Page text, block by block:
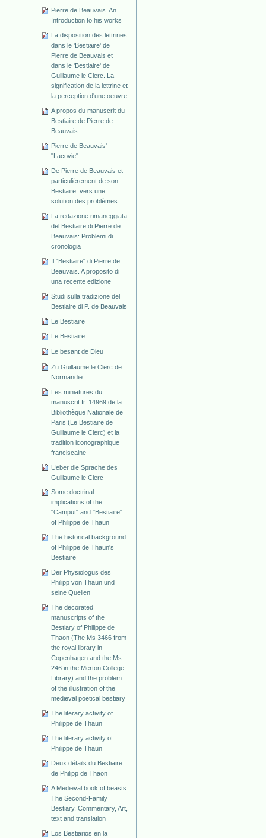
Pierre de Beauvais. An
Introduction to his works
La disposition des lettrines
dans le 'Bestiaire' de
Pierre de Beauvais et
dans le 'Bestiaire' de
Guillaume le Clerc. La
signification de la lettrine et
la perception d'une oeuvre
A propos du manuscrit du
Bestiaire de Pierre de
Beauvais
Pierre de Beauvais'
"Lacovie"
De Pierre de Beauvais et
particulièrement de son
Bestiaire: vers une
solution des problèmes
La redazione rimaneggiata
del Bestiaire di Pierre de
Beauvais: Problemi di
cronologia
Il "Bestiaire" di Pierre de
Beauvais. A proposito di
una recente edizione
Studi sulla tradizione del
Bestiaire di P. de Beauvais
Le Bestiaire
Le Bestiaire
Le besant de Dieu
Zu Guillaume le Clerc de
Normandie
Les miniatures du
manuscrit fr. 14969 de la
Bibliothèque Nationale de
Paris (Le Bestiaire de
Guillaume le Clerc) et la
tradition iconographique
franciscaine
Ueber die Sprache des
Guillaume le Clerc
Some doctrinal
implications of the
"Camput" and "Bestiaire"
of Philippe de Thaun
The historical background
of Philippe de Thaün's
Bestiaire
Der Physiologus des
Philipp von Thaün und
seine Quellen
The decorated
manuscripts of the
Bestiary of Philippe de
Thaon (The Ms 3466 from
the royal library in
Copenhagen and the Ms
246 in the Merton College
Library) and the problem
of the illustration of the
medieval poetical bestiary
The literary activity of
Philippe de Thaun
The literary activity of
Philippe de Thaun
Deux détails du Bestiaire
de Philipp de Thaon
A Medieval book of beasts.
The Second-Family
Bestiary. Commentary, Art,
text and translation
Los Bestiarios en la